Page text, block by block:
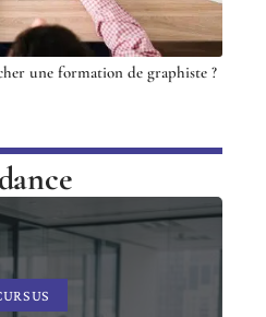
une formation de graphiste ?